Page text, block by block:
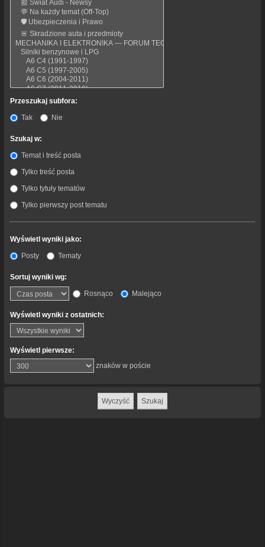
Przeszukaj subfora:
Tak
Nie
Szukaj w:
Temat i treść posta
Tylko treść posta
Tylko tytuły tematów
Tylko pierwszy post tematu
Wyświetl wyniki jako:
Posty
Tematy
Sortuj wyniki wg:
Rosnąco
Malejąco
Wyświetl wyniki z ostatnich:
Wyświetl pierwsze:
znaków w poście